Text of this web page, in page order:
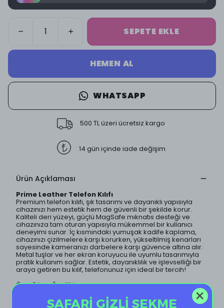
SEPETE EKLE
HEMEN AL
WHATSAPP
500 TL üzeri ücretsiz kargo
14 gün içinde iade değişim
Ürün Açıklaması
Prime Leather Telefon Kılıfı
Premium telefon kılıfı, şık tasarımı ve dayanıklı yapısıyla
cihazınızı hem estetik hem de güvenli bir şekilde korur.
Kaliteli deri yüzeyi, güçlü MagSafe mıknatıs desteği ve
cihazınıza tam oturan yapısıyla mükemmel bir kullanıcı
deneyimi sunar. İç kısmındaki yumuşak kadife kaplama,
cihazınızı çizilmelere karşı korurken, yükseltilmiş kenarları
sayesinde kameranızı darbelere karşı güvence altına alır.
Metal tuşlar ve her ekran koruyucu ile uyumlu tasarımıyla
pratik kullanım sağlar. Estetik, dayanıklılık ve işlevselliği bir
araya getiren bu kılıf, telefonunuz için ideal bir tercih!
Öne Çıkan Özellikler
1. Kaliteli deri yüzey: Şık ve dayanıklı.
SAFARİ GİZLİ SEKME